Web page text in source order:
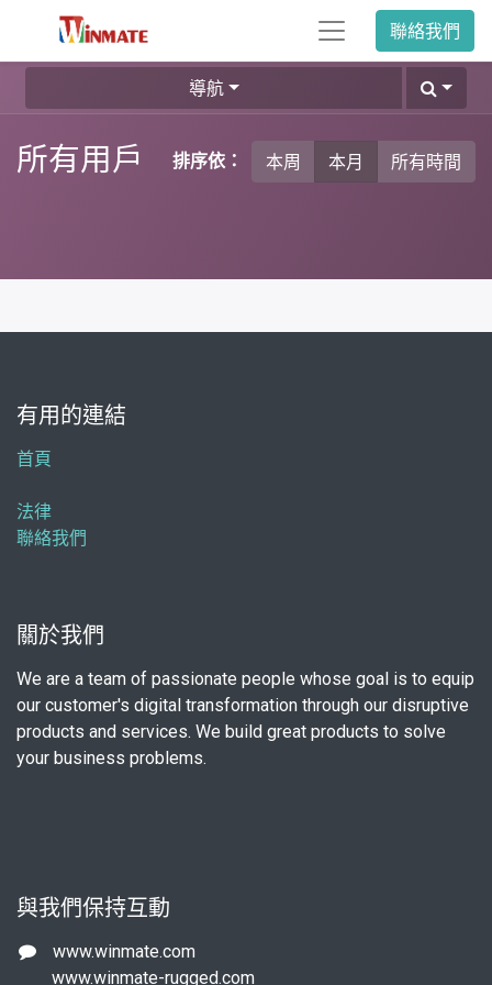
聯絡我們
導航
所有用戶 排序依： 本周 本月 所有時間
有用的連結
首頁
法律
聯絡我們
關於我們
We are a team of passionate people whose goal is to equip
our customer's digital transformation through our disruptive
products and services. We build great products to solve
your business problems.
與我們保持互動
www.winmate.com
www.winmate-rugged.com